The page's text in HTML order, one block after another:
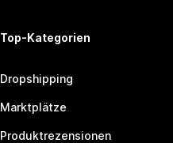
Top-Kategorien
Dropshipping
Marktplätze
Produktrezensionen